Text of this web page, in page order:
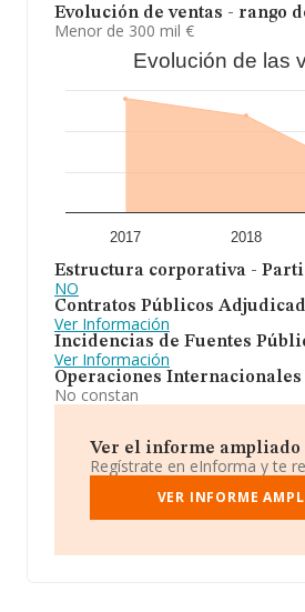
Evolución de ventas - rango
Menor de 300 mil €
Evolución de las
2017 2018
Estructura corporativa -
NO
Contratos Públicos
Ver Información
Incidencias de Fuentes
Ver Información
Operaciones Internacionales
No constan
Ver el informe ampliado
Regístrate en eInforma y te
VER INFORME